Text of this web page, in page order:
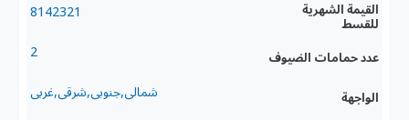
القيمة الشهرية
للقسط
8142321
عدد حمامات الضيوف 2
الواجهة شمالى,جنوبى,شرقى,غربى